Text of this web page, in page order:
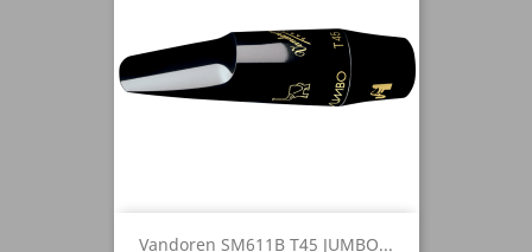
Vandoren SM611B T45 JUMBO...